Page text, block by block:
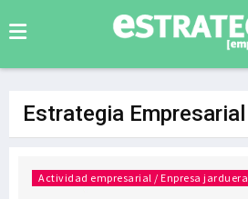
Estrategia Empresarial
Actividad empresarial / Enpresa jarduera